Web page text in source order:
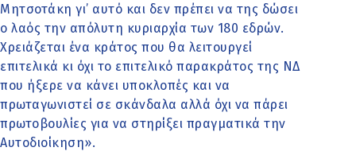
Μητσοτάκη γι’ αυτό και δεν πρέπει να της δώσει
ο λαός την απόλυτη κυριαρχία των 180 εδρών.
Χρειάζεται ένα κράτος που θα λειτουργεί
επιτελικά κι όχι το επιτελικό παρακράτος της ΝΔ
που ήξερε να κάνει υποκλοπές και να
πρωταγωνιστεί σε σκάνδαλα αλλά όχι να πάρει
πρωτοβουλίες για να στηρίξει πραγματικά την
Αυτοδιοίκηση».